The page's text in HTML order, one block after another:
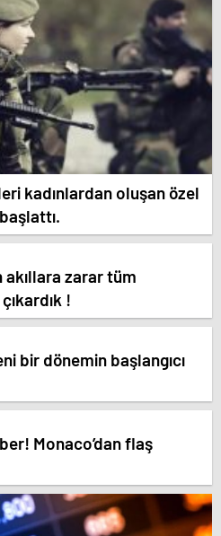
kadınlardan oluşan özel
akıllara zarar tüm
!
bir dönemin başlangıcı
Monaco’dan flaş